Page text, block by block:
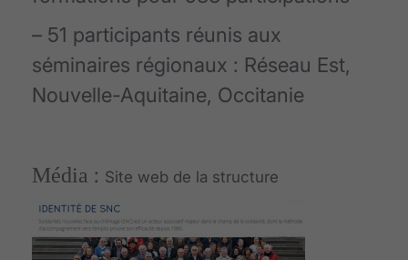
– 51 participants réunis aux
séminaires régionaux : Réseau Est,
Nouvelle-Aquitaine, Occitanie
Média : Site web de la structure